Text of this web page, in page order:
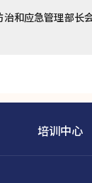
和应急管理部长
培训中心